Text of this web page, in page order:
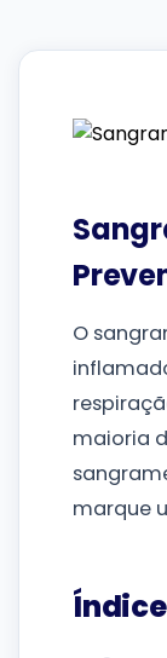
O
maioria
marque
Índice